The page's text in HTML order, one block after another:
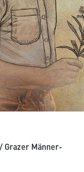
/ Grazer Männer-